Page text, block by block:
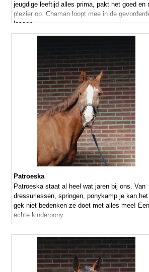
jeugdige leeftijd alles prima, pakt het goed en
plezier op. Chaman loopt mee in de
lessen
Patroeska
Patroeska staat al heel wat jaren bij ons. Van
dressurlessen, springen, ponykamp je kan
gek niet bedenken ze doet met alles mee! Een
echte kinderpony.